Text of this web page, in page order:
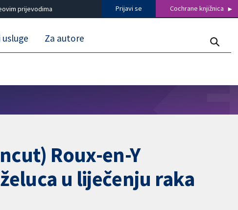
prijevodima Prijavi se Cochrane knjižnica
Za autore
Roux-en-Y
u liječenju raka